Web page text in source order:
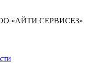
«АЙТИ СЕРВИСЕЗ»